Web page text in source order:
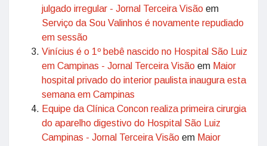
julgado irregular - Jornal Terceira Visão em
Serviço da Sou Valinhos é novamente repudiado
em sessão
Vinícius é o 1º bebê nascido no Hospital São Luiz
em Campinas - Jornal Terceira Visão em Maior
hospital privado do interior paulista inaugura esta
semana em Campinas
Equipe da Clínica Concon realiza primeira cirurgia
do aparelho digestivo do Hospital São Luiz
Campinas - Jornal Terceira Visão em Maior